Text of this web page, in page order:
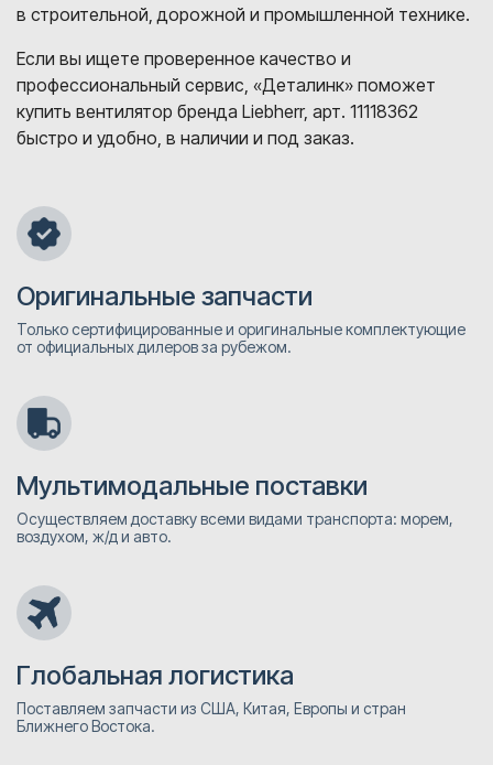
в строительной, дорожной и промышленной технике.
Если вы ищете проверенное качество и
профессиональный сервис, «Деталинк» поможет
купить вентилятор бренда Liebherr, арт. 11118362
быстро и удобно, в наличии и под заказ.
Оригинальные запчасти
Только сертифицированные и оригинальные комплектующие
от официальных дилеров за рубежом.
Мультимодальные поставки
Осуществляем доставку всеми видами транспорта: морем,
воздухом, ж/д и авто.
Глобальная логистика
Поставляем запчасти из США, Китая, Европы и стран
Ближнего Востока.